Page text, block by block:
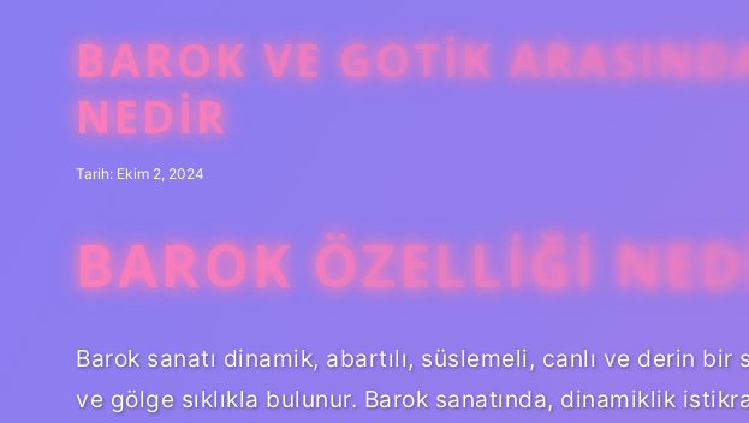
BAROK VE GOTIK
NEDIR
Tarih: Ekim 2, 2024
BAROK ÖZELLIĞI
Barok sanatı dinamik, abartılı, süslemeli, canlı ve derin bir
ve gölge sıklıkla bulunur. Barok sanatında, dinamiklik